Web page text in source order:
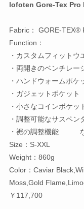
lofoten Gore-Tex Pro
Fabric： GORE-TEX®
Function：
・カスタムフィットウ
・両開きのベンチレー
・ハンドウォームポケ
・ガジェットポケット
・小さなコインポケッ
・調整可能なサスペン
・裾の調整機能
Size：S-XXL
Weight：860g
Color：Caviar
Moss,Gold
￥117,700